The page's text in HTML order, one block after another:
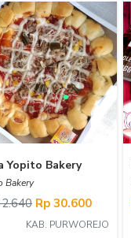
Yopito Bakery
Bakery
Rp 30.600
KAB. PURWOREJO